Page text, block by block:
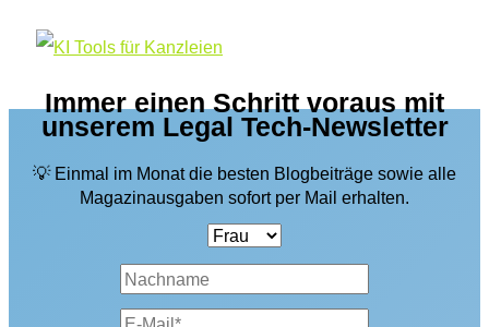
Immer einen Schritt voraus mit
unserem Legal Tech-Newsletter
💡 Einmal im Monat die besten Blogbeiträge sowie alle
Magazinausgaben sofort per Mail erhalten.